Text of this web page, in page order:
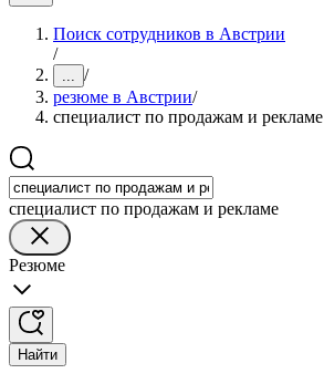
Поиск сотрудников в Австрии
/
... /
резюме в Австрии/
специалист по продажам и рекламе
специалист по продажам и рекламе
Резюме
Найти